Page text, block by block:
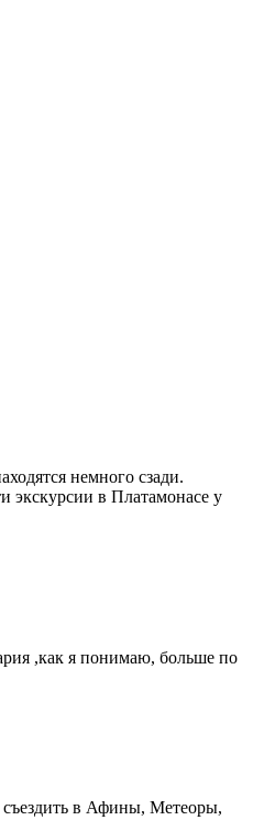
немного сзади.
экскурсии в Платамонасе у
,как я понимаю, больше по
съездить в Афины, Метеоры,